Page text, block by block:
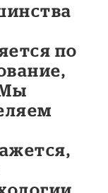
по
Мы